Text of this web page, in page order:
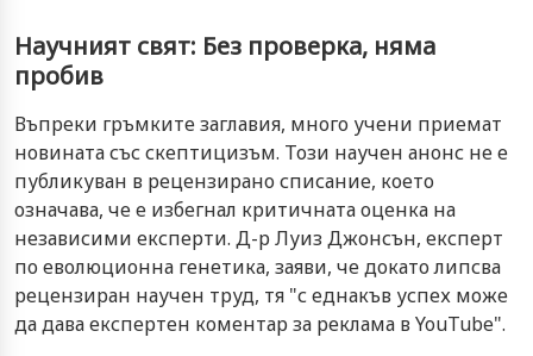
Научният свят: Без проверка, няма
пробив
Въпреки гръмките заглавия, много учени приемат
новината със скептицизъм. Този научен анонс не е
публикуван в рецензирано списание, което
означава, че е избегнал критичната оценка на
независими експерти. Д-р Луиз Джонсън, експерт
по еволюционна генетика, заяви, че докато липсва
рецензиран научен труд, тя "с еднакъв успех може
да дава експертен коментар за реклама в YouTube".